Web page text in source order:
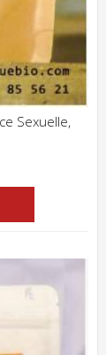
Sexuelle,